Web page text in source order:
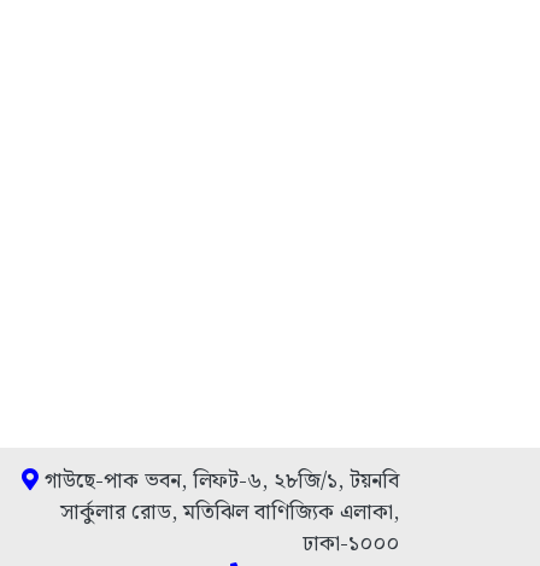
গাউছে-পাক ভবন, লিফট-৬, ২৮জি/১, টয়নবি
সার্কুলার রোড, মতিঝিল বাণিজ্যিক এলাকা,
ঢাকা-১০০০